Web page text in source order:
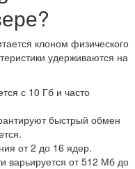
клоном физического
удерживаются на
с 10 Гб и часто
быстрый обмен
от 2 до 16 ядер.
варьируется от 512 Мб до